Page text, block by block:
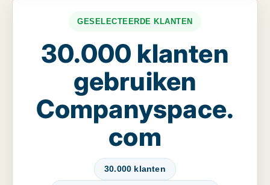
GESELECTEERDE KLANTEN
30.000 klanten
gebruiken
Companyspace.
com
30.000 klanten